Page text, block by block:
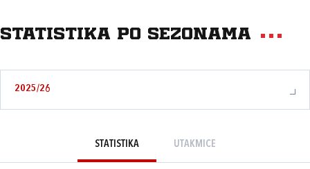
Statistika po sezonama
2025/26
STATISTIKA UTAKMICE